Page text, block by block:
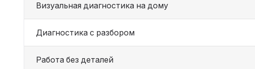
Визуальная диагностика на дому
Диагностика с разбором
Работа без деталей